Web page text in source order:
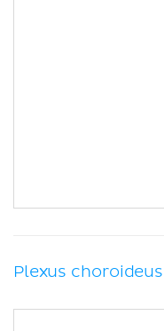
Plexus choroideus